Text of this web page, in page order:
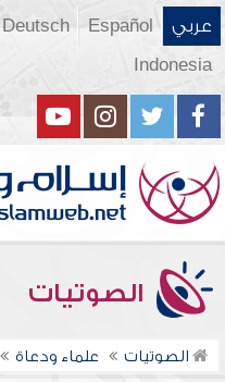
عربي Español
Deutsch
Indonesia
الصوتيات
الصوتيات علماء ودعاة